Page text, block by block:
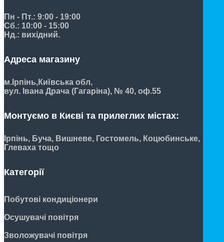
Пн - Пт.: 9:00 - 19:00
Сб.: 10:00 - 15:00
Нд.: вихідний.
Адреса магазину
м.Ірпінь,Київська обл,
вул. Івана Драча (Гагаріна), № 40, оф.55
Монтуємо в Києві та прилеглих містах:
Ірпінь, Буча, Вишневе, Гостомель, Коцюбинське,
Глеваха тощо
Категорії
Побутові кондиціонери
Осушувачі повітря
Зволожувачі повітря